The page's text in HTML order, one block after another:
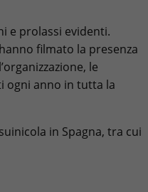
e prolassi evidenti.
filmato la presenza
le
ogni anno in tutta la
in Spagna, tra cui